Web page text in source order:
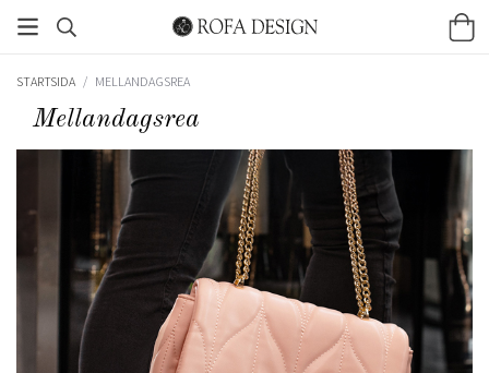
STARTSIDA / MELLANDAGSREA
Mellandagsrea